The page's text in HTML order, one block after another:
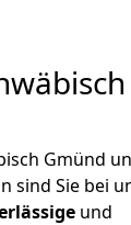
Gmünd
sind Sie bei
und